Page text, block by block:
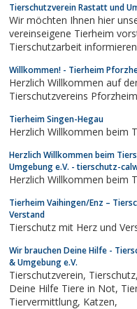
Tierschutzverein Rastatt und
Wir möchten Ihnen hier
vereinseigene Tierheim
Tierschutzarbeit
kennen.
Willkommen! - Tierheim
Herzlich Willkommen auf
Tierschutzvereins
Tierheim Singen-Hegau
Herzlich Willkommen beim
Herzlich Willkommen beim
Umgebung e.V. - tierschutz-
Herzlich Willkommen beim
Tierheim Vaihingen/Enz –
Verstand
Tierschutz mit Herz und
Wir brauchen Deine Hilfe -
& Umgebung e.V.
Tierschutzverein, Tierschutz, Tierheim, Schramberg,Wir brauchen
Deine Hilfe Tiere in Not, Tiere suchen ein Zuhause,
Tiervermittlung, Katzen,